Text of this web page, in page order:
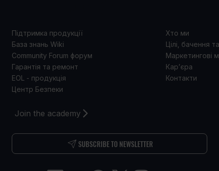
Join the academy
SUBSCRIBE TO NEWSLETTER
Підтримка продукції
База знань Wiki
Community Forum форум
Гарантія та ремонт
EOL - продукція
Центр Безпеки
Хто ми
Цілі, бачення
Маркетингові
Кар’єра
Контакти